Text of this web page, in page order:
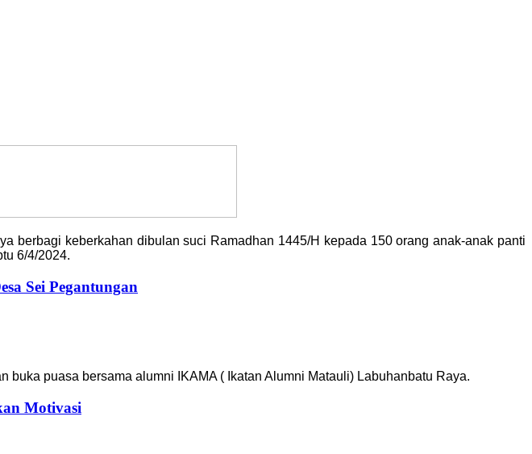
berbagi keberkahan dibulan suci Ramadhan 1445/H kepada 150 orang anak-anak panti
6/4/2024.
Sei Pegantungan
puasa bersama alumni IKAMA ( Ikatan Alumni Matauli) Labuhanbatu Raya.
Motivasi